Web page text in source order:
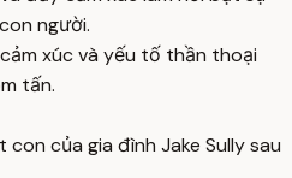
người.
xúc và yếu tố thần thoại
tấn.
của gia đình Jake Sully sau